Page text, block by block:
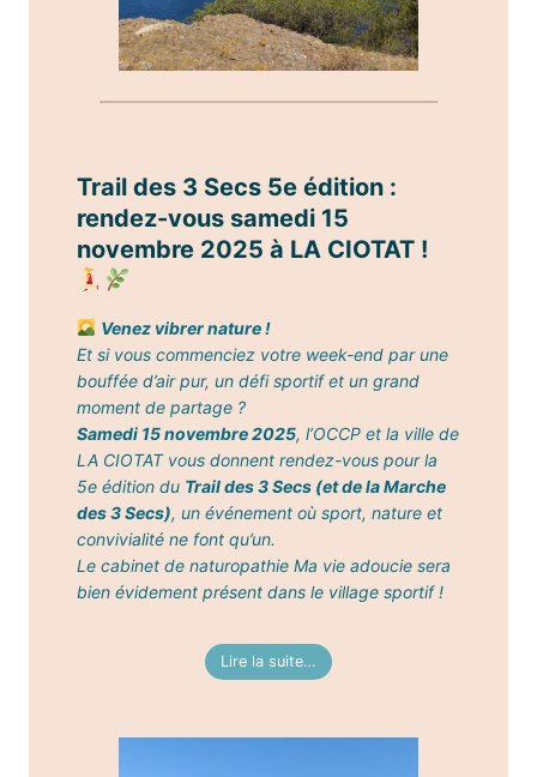
Trail des 3 Secs 5e édition :
rendez-vous samedi 15
novembre 2025 à LA CIOTAT !
Venez vibrer nature !
Et si vous commenciez votre week-end par une
bouffée d’air pur, un défi sportif et un grand
moment de partage ?
Samedi 15 novembre 2025, l’OCCP et la ville de
LA CIOTAT vous donnent rendez-vous pour la
5e édition du Trail des 3 Secs (et de la Marche
des 3 Secs), un événement où sport, nature et
convivialité ne font qu’un.
Le cabinet de naturopathie Ma vie adoucie sera
bien évidement présent dans le village sportif !
Lire la suite…